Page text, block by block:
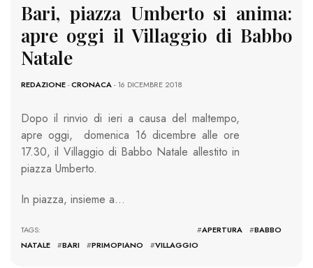
Bari, piazza Umberto si anima:
apre oggi il Villaggio di Babbo
Natale
REDAZIONE-CRONACA- 16 DICEMBRE 2018
Dopo il rinvio di ieri a causa del maltempo,
apre oggi, domenica 16 dicembre alle ore
17.30, il Villaggio di Babbo Natale allestito in
piazza Umberto.
In piazza, insieme a…
TAGS: #APERTURA #BABBO
NATALE
#BARI #PRIMOPIANO #VILLAGGIO